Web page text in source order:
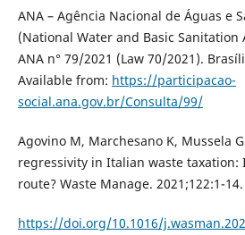
ANA – Agência Nacional de Águas e
(National Water and Basic Sanitation
ANA n° 79/2021 (Law 70/2021).
Available from: https://participacao-
social.ana.gov.br/Consulta/99/
Agovino M, Marchesano K, Mussela
regressivity in Italian waste
route? Waste Manage. 2021;122:1-14.
https://doi.org/10.1016/